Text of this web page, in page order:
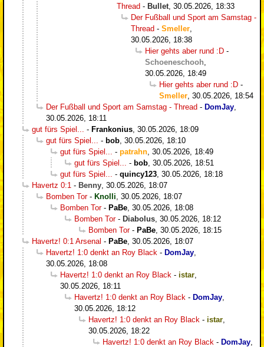
Thread - Bullet 30.05.2026, 18:33
Der Fußball und Sport am Samstag -
Thread - Smeller
30.05.2026, 18:38
Hier gehts aber rund :D -
Schoeneschooh
30.05.2026, 18:49
Hier gehts aber rund :D -
Smeller 30.05.2026, 18:54
Der Fußball und Sport am Samstag - Thread - DomJay
30.05.2026, 18:11
gut fürs Spiel...
- Frankonius 30.05.2026, 18:09
gut fürs Spiel...
- bob 30.05.2026, 18:10
gut fürs Spiel...
- patrahn 30.05.2026, 18:49
gut fürs Spiel...
- bob 30.05.2026, 18:51
gut fürs Spiel...
- quincy123 30.05.2026, 18:18
Havertz 0:1 - Benny 30.05.2026, 18:07
Bomben Tor- Knolli 30.05.2026, 18:07
Bomben Tor- PaBe 30.05.2026, 18:08
Bomben Tor- Diabolus 30.05.2026, 18:12
Bomben Tor- PaBe 30.05.2026, 18:15
Havertz! 0:1 Arsenal - PaBe 30.05.2026, 18:07
Havertz! 1:0 denkt an Roy Black - DomJay
30.05.2026, 18:08
Havertz! 1:0 denkt an Roy Black - istar
30.05.2026, 18:11
Havertz! 1:0 denkt an Roy Black - DomJay
30.05.2026, 18:12
Havertz! 1:0 denkt an Roy Black - istar
30.05.2026, 18:22
Havertz! 1:0 denkt an Roy Black - DomJay